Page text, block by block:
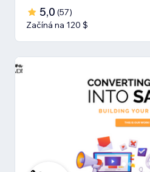
5,0 (57)
Začíná na 120 $